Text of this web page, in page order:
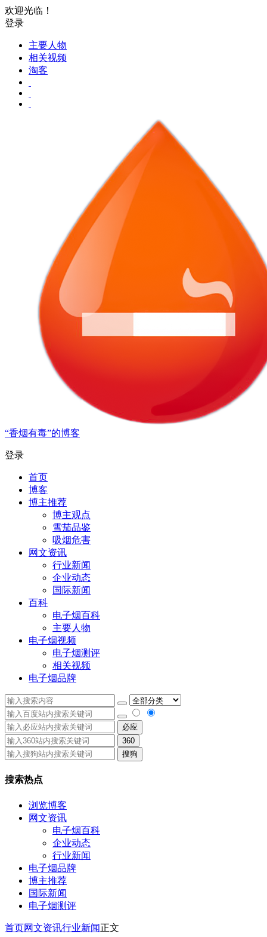
欢迎光临！
登录
主要人物
相关视频
淘客
“香烟有毒”的博客
登录
首页
博客
博主推荐
博主观点
雪茄品鉴
吸烟危害
网文资讯
行业新闻
企业动态
国际新闻
百科
电子烟百科
主要人物
电子烟视频
电子烟测评
相关视频
电子烟品牌
必应
360
搜狗
搜索热点
浏览博客
网文资讯
电子烟百科
企业动态
行业新闻
电子烟品牌
博主推荐
国际新闻
电子烟测评
首页网文资讯行业新闻正文